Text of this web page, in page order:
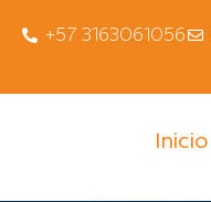
+57 3163061056
Inicio